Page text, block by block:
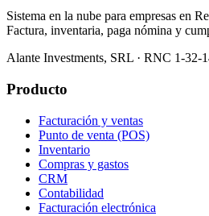
Sistema en la nube para empresas en
Factura, inventaria, paga nómina y
Alante Investments, SRL · RNC 1-32-
Producto
Facturación y ventas
Punto de venta (POS)
Inventario
Compras y gastos
CRM
Contabilidad
Facturación electrónica